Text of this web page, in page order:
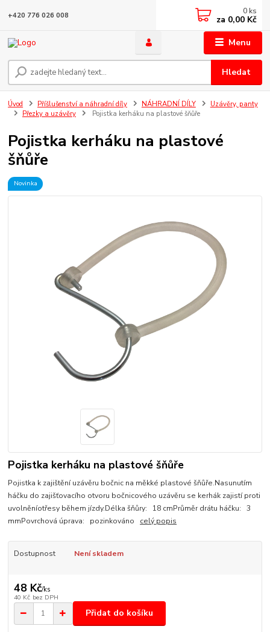
Menu
Hledat
+420 776 026 008 0 ks
za 0,00 Kč
Úvod Příšlušenství a náhradní díly NÁHRADNÍ DÍLY
Uzávěry, panty
Přezky a uzávěry
Pojistka kerháku na plastové šňůře
Pojistka kerháku na plastové
šňůře
Novinka
Pojistka kerháku na plastové šňůře
Pojistka k zajištění uzávěru bočnic na měkké plastové šňůře.Nasunutím
háčku do zajišťovacího otvoru bočnicového uzávěru se kerhák zajistí proti
uvolněníotřesy během jízdy.Délka šňůry: 18 cmPrůměr drátu háčku: 3
mmPovrchová úprava: pozinkováno celý popis
Dostupnost Není skladem
48 Kč/ks
40 Kč bez DPH
Přidat do košíku